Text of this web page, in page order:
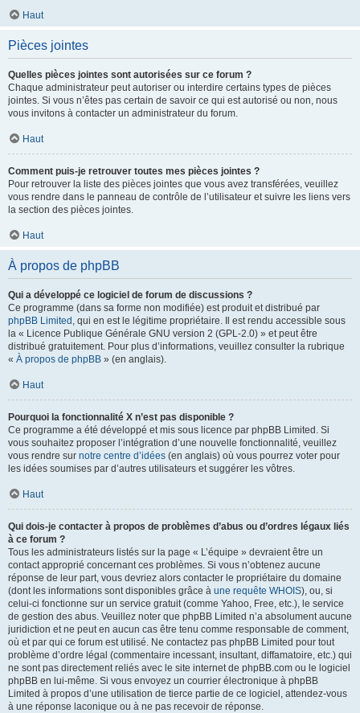
Haut
Pièces jointes
Quelles pièces jointes sont autorisées sur ce forum ?
Chaque administrateur peut autoriser ou interdire certains types de pièces
jointes. Si vous n’êtes pas certain de savoir ce qui est autorisé ou non, nous
vous invitons à contacter un administrateur du forum.
Haut
Comment puis-je retrouver toutes mes pièces jointes ?
Pour retrouver la liste des pièces jointes que vous avez transférées, veuillez
vous rendre dans le panneau de contrôle de l’utilisateur et suivre les liens vers
la section des pièces jointes.
Haut
À propos de phpBB
Qui a développé ce logiciel de forum de discussions ?
Ce programme (dans sa forme non modifiée) est produit et distribué par
phpBB Limited , qui en est le légitime propriétaire. Il est rendu accessible sous
la « Licence Publique Générale GNU version 2 (GPL-2.0) » et peut être
distribué gratuitement. Pour plus d’informations, veuillez consulter la rubrique
« À propos de phpBB » (en anglais).
Haut
Pourquoi la fonctionnalité X n’est pas disponible ?
Ce programme a été développé et mis sous licence par phpBB Limited. Si
vous souhaitez proposer l’intégration d’une nouvelle fonctionnalité, veuillez
vous rendre sur notre centre d’idées (en anglais) où vous pourrez voter pour
les idées soumises par d’autres utilisateurs et suggérer les vôtres.
Haut
Qui dois-je contacter à propos de problèmes d’abus ou d’ordres légaux liés
à ce forum ?
Tous les administrateurs listés sur la page « L’équipe » devraient être un
contact approprié concernant ces problèmes. Si vous n’obtenez aucune
réponse de leur part, vous devriez alors contacter le propriétaire du domaine
(dont les informations sont disponibles grâce à une requête WHOIS), ou, si
celui-ci fonctionne sur un service gratuit (comme Yahoo, Free, etc.), le service
de gestion des abus. Veuillez noter que phpBB Limited n’a absolument aucune
juridiction et ne peut en aucun cas être tenu comme responsable de comment,
où et par qui ce forum est utilisé. Ne contactez pas phpBB Limited pour tout
problème d’ordre légal (commentaire incessant, insultant, diffamatoire, etc.) qui
ne sont pas directement reliés avec le site internet de phpBB.com ou le logiciel
phpBB en lui-même. Si vous envoyez un courrier électronique à phpBB
Limited à propos d’une utilisation de tierce partie de ce logiciel, attendez-vous
à une réponse laconique ou à ne pas recevoir de réponse.